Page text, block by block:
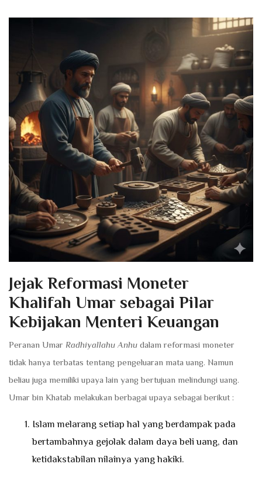
Jejak Reformasi Moneter
Khalifah Umar sebagai Pilar
Kebijakan Menteri Keuangan
Peranan Umar Radhiyallahu Anhu dalam reformasi moneter
tidak hanya terbatas tentang pengeluaran mata uang. Namun
beliau juga memiliki upaya lain yang bertujuan melindungi uang.
Umar bin Khatab melakukan berbagai upaya sebagai berikut :
Islam melarang setiap hal yang berdampak pada
bertambahnya gejolak dalam daya beli uang, dan
ketidakstabilan nilainya yang hakiki.